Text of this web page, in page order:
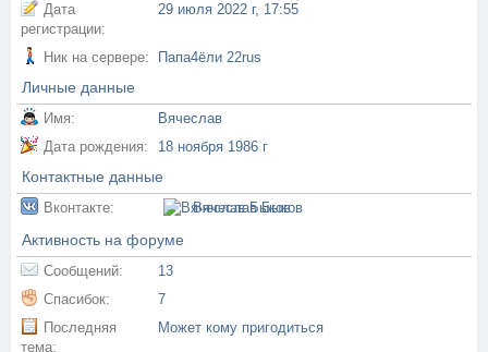
Дата
регистрации:
29 июля 2022 г, 17:55
Ник на сервере: Папа4ёли 22rus
Личные данные
Имя:
Вячеслав
Дата рождения:
18 ноября 1986 г
Контактные данные
Вконтакте: Вячеслав Быков
Активность на форуме
Сообщений:
13
Спасибок:
7
Последняя
тема:
Может кому пригодиться